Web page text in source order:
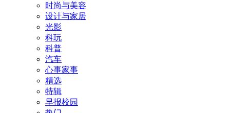
时尚与美容
设计与家居
光影
科玩
科普
汽车
心事家事
精选
特辑
早报校园